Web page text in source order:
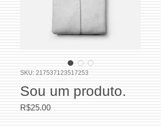
SKU: 217537123517253
Sou um produto.
R$25.00Preço